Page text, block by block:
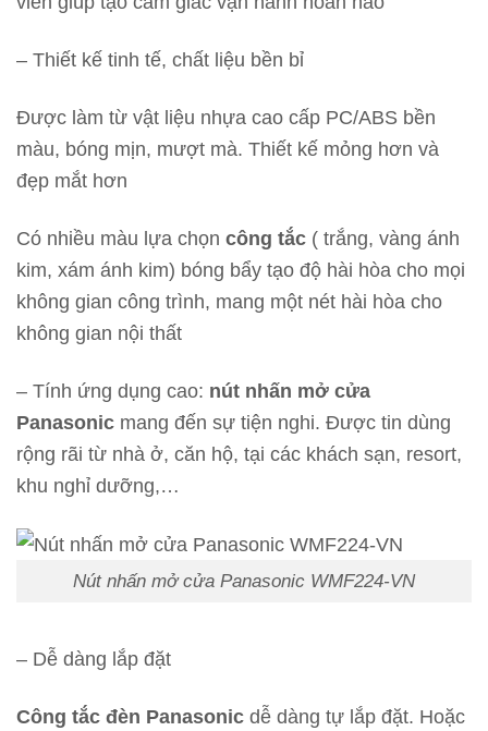
– Thiết kế tinh tế, chất liệu bền bỉ
Được làm từ vật liệu nhựa cao cấp PC/ABS bền
màu, bóng mịn, mượt mà. Thiết kế mỏng hơn và
đẹp mắt hơn
Có nhiều màu lựa chọn công tắc ( trắng, vàng ánh
kim, xám ánh kim) bóng bẩy tạo độ hài hòa cho mọi
không gian công trình, mang một nét hài hòa cho
không gian nội thất
– Tính ứng dụng cao: nút nhấn mở cửa
Panasonic mang đến sự tiện nghi. Được tin dùng
rộng rãi từ nhà ở, căn hộ, tại các khách sạn, resort,
khu nghỉ dưỡng,…
Nút nhấn mở cửa Panasonic WMF224-VN
– Dễ dàng lắp đặt
Công tắc đèn Panasonic dễ dàng tự lắp đặt. Hoặc